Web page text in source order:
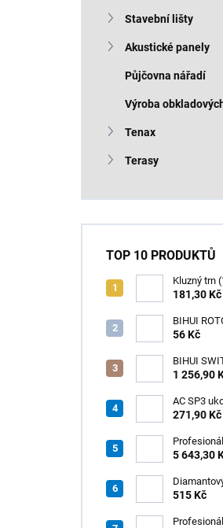
Stavební lišty
Akustické panely
Půjčovna nářadí
Výroba
Tenax
Terasy
TOP 10 PRODUKTŮ
181,30 Kč
BIHUI
1–13 mm
56 Kč
BIHUI
zubových
boxu
1 256,90
AC SP3
PREMIUM,
271,90 Kč
3v1
5 643,30
GREEN CUT
Z60
515 Kč